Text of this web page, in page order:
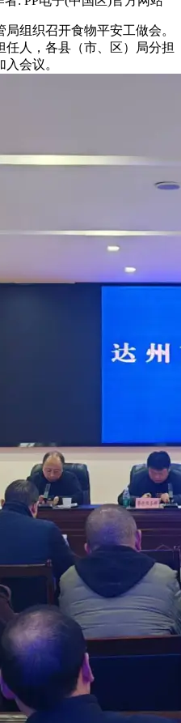
组织召开食物平安工做会。
人，各县（市、区）局分担
会议。